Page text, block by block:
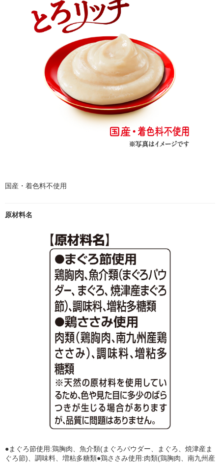
国産・着色料不使用
原材料名
●まぐろ節使用:鶏胸肉、魚介類(まぐろパウダー、まぐろ、焼津産ま
ぐろ節)、調味料、増粘多糖類●鶏ささみ使用:肉類(鶏胸肉、南九州産